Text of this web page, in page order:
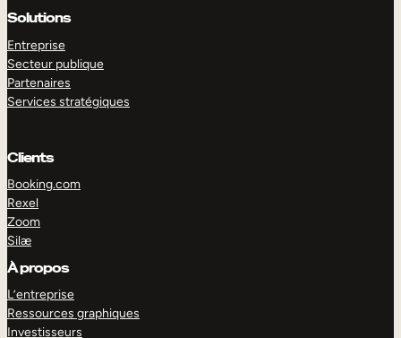
Solutions
Entreprise
Secteur publique
Partenaires
Services stratégiques
Clients
Booking.com
Rexel
Zoom
Silæ
À propos
L’entreprise
Ressources graphiques
Investisseurs